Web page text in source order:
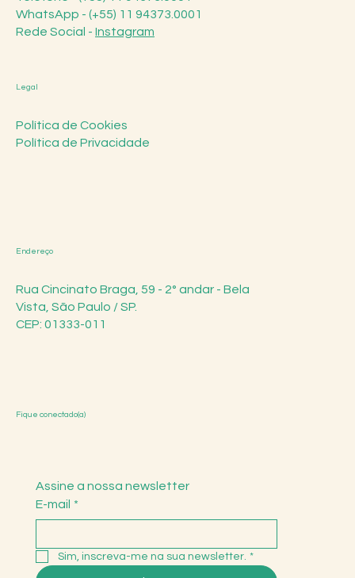
WhatsApp - (+55) 11 94373.0001
Rede Social - Instagram
Legal
Política de Cookies
Política de Privacidade
Endereço
Rua Cincinato Braga, 59 - 2° andar - Bela
Vista, São Paulo / SP.
CEP: 01333-011
Fique conectado(a)
Assine a nossa newsletter
E-mail *
Sim, inscreva-me na sua newsletter. *